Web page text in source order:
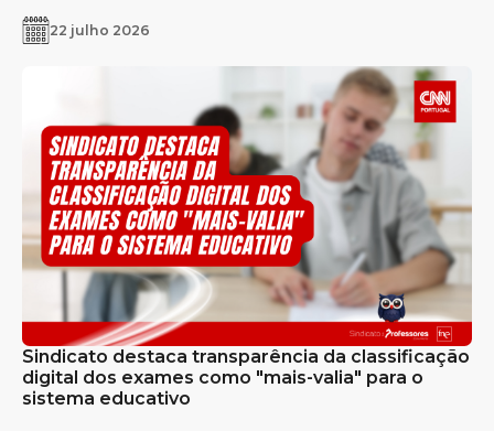
22 julho 2026
Sindicato destaca transparência da classificação
digital dos exames como "mais-valia" para o
sistema educativo